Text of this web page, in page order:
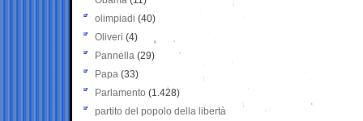
olimpiadi (40)
Oliveri (4)
Pannella (29)
Papa (33)
Parlamento (1.428)
partito del popolo della libertà